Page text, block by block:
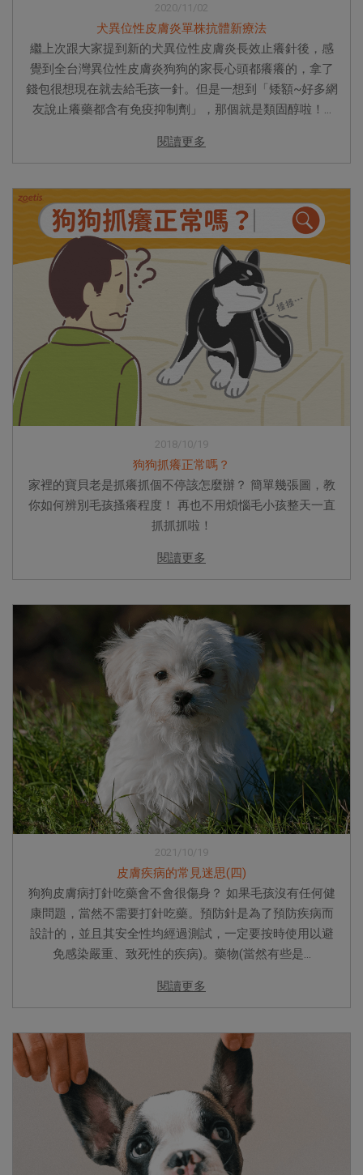
2020/11/02
犬異位性皮膚炎單株抗體新療法
繼上次跟大家提到新的犬異位性皮膚炎長效止癢針後，感
覺到全台灣異位性皮膚炎狗狗的家長心頭都癢癢的，拿了
錢包很想現在就去給毛孩一針。但是一想到「矮額~好多網
友說止癢藥都含有免疫抑制劑」，那個就是類固醇啦！...
閱讀更多
2018/10/19
狗狗抓癢正常嗎？
家裡的寶貝老是抓癢抓個不停該怎麼辦？ 簡單幾張圖，教
你如何辨別毛孩搔癢程度！ 再也不用煩惱毛小孩整天一直
抓抓抓啦！
閱讀更多
2021/10/19
皮膚疾病的常見迷思(四)
狗狗皮膚病打針吃藥會不會很傷身？ 如果毛孩沒有任何健
康問題，當然不需要打針吃藥。預防針是為了預防疾病而
設計的，並且其安全性均經過測試，一定要按時使用以避
免感染嚴重、致死性的疾病)。藥物(當然有些是...
閱讀更多